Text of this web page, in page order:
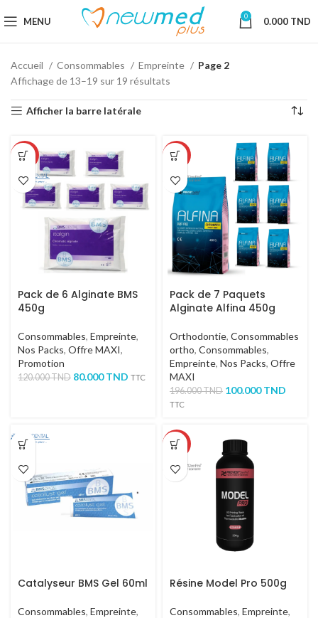
MENU 0 0.000 TND
Accueil Consommables Empreinte
Page 2
Affichage de 13–19 sur 19 résultats
Afficher la barre latérale
-33%
Pack de 6 Alginate BMS
450g
Consommables, Empreinte,
Nos Packs, Offre MAXI,
Promotion
120.000TND 80.000TND TTC
-49%
Pack de 7 Paquets
Alginate Alfina 450g
Orthodontie, Consommables
ortho, Consommables,
Empreinte, Nos Packs, Offre
MAXI
196.000TND 100.000TND
TTC
Catalyseur BMS Gel 60ml
Consommables, Empreinte,
-40%
Résine Model Pro 500g
Consommables, Empreinte,